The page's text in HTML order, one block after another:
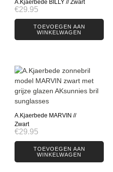
A.Kjaerbede BILLY // Zwart
€29.95
TOEVOEGEN AAN
WINKELWAGEN
A.Kjaerbede MARVIN //
Zwart
€29.95
TOEVOEGEN AAN
WINKELWAGEN